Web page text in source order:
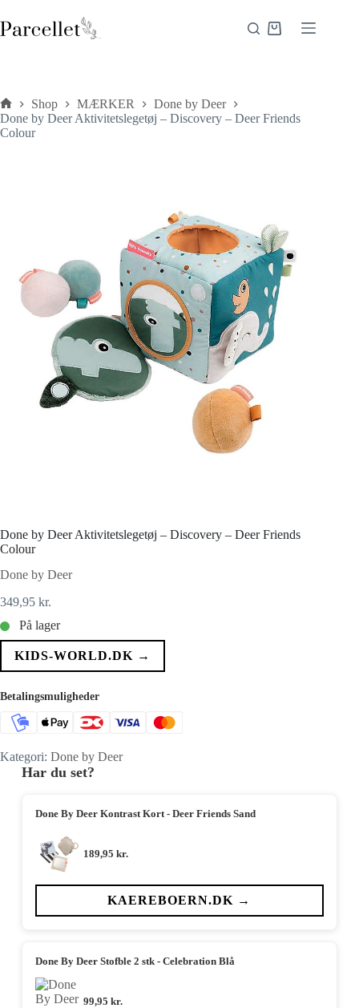
til
indhold
Indkøbskurv
Forside
Shop MÆRKER
Done by Deer
Done by Deer Aktivitetslegetøj – Discovery – Deer Friends
Colour
Done by Deer Aktivitetslegetøj – Discovery – Deer Friends
Colour
Done by Deer
349,95 kr.
På lager
KIDS-WORLD.DK →
Betalingsmuligheder
Kategori: Done by Deer
Har du set?
Done By Deer Kontrast Kort - Deer Friends Sand
189,95 kr.
KAEREBOERN.DK →
Done By Deer Stofble 2 stk - Celebration Blå
99,95 kr.